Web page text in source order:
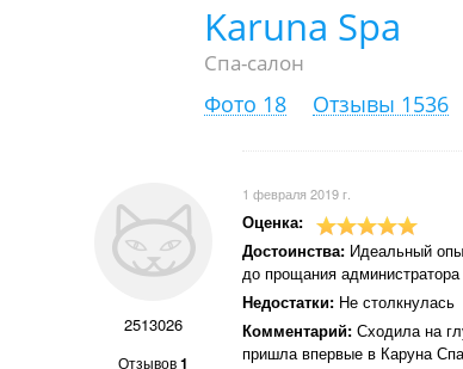
Karuna Spa
Спа-салон
Фото 18 Отзывы 1536
2513026
Отзывов1
1 февраля 2019 г.
Оценка:
Достоинства: Идеальный
до прощания
Недостатки: Не столкнулась
Комментарий: Сходила на
пришла впервые в Каруна